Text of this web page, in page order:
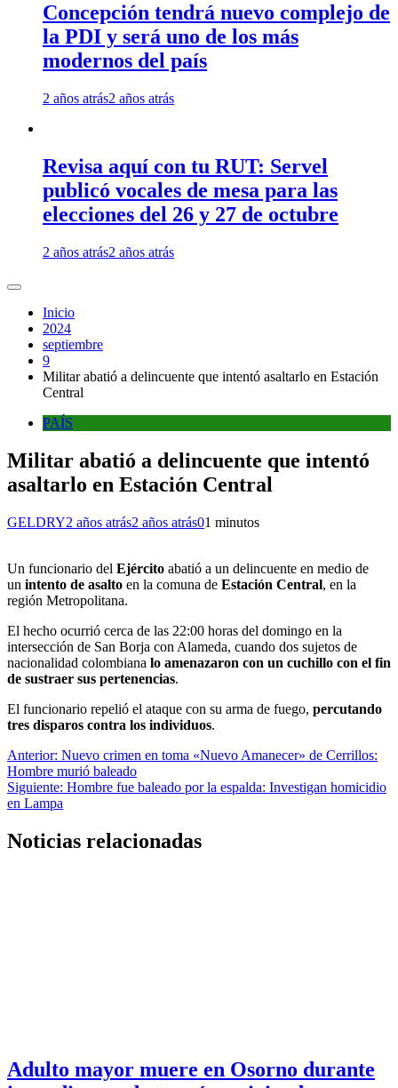
Concepción tendrá nuevo complejo de
la PDI y será uno de los más
modernos del país
2 años atrás2 años atrás
Revisa aquí con tu RUT: Servel
publicó vocales de mesa para las
elecciones del 26 y 27 de octubre
2 años atrás2 años atrás
Inicio
2024
septiembre
9
Militar abatió a delincuente que intentó asaltarlo en Estación
Central
PAÍS
Militar abatió a delincuente que intentó
asaltarlo en Estación Central
GELDRY2 años atrás2 años atrás01 minutos
Un funcionario del Ejército abatió a un delincuente en medio de
un intento de asalto en la comuna de Estación Central, en la
región Metropolitana.
El hecho ocurrió cerca de las 22:00 horas del domingo en la
intersección de San Borja con Alameda, cuando dos sujetos de
nacionalidad colombiana lo amenazaron con un cuchillo con el fin
de sustraer sus pertenencias.
El funcionario repelió el ataque con su arma de fuego, percutando
tres disparos contra los individuos.
Navegación
de
entradas
Anterior: Nuevo crimen en toma «Nuevo Amanecer» de Cerrillos:
Hombre murió baleado
Siguiente: Hombre fue baleado por la espalda: Investigan homicidio
en Lampa
Noticias relacionadas
Adulto mayor muere en Osorno durante